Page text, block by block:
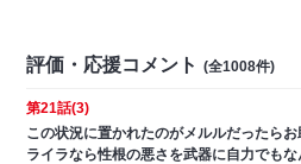
評価・応援コメント (全1008件)
第21話(3)
この状況に置かれたのがメルルだったらお
ライラなら性根の悪さを武器に自力でも